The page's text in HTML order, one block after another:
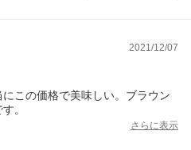
2021/12/07
この価格で美味しい。ブラウン
。
さらに表示